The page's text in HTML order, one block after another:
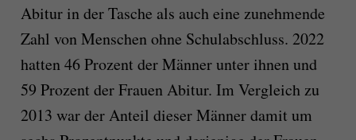
Abitur in der Tasche als auch eine zunehmende
Zahl von Menschen ohne Schulabschluss. 2022
hatten 46 Prozent der Männer unter ihnen und
59 Prozent der Frauen Abitur. Im Vergleich zu
2013 war der Anteil dieser Männer damit um